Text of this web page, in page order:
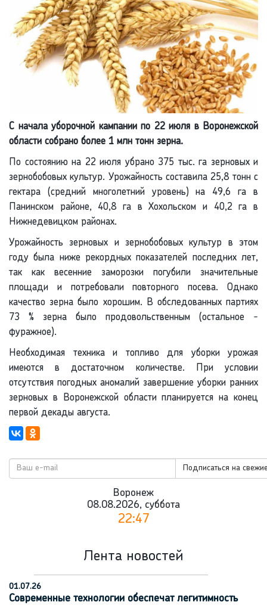
С начала уборочной кампании по 22 июля в Воронежской
области собрано более 1 млн тонн зерна.
По состоянию на 22 июля убрано 375 тыс. га зерновых и
зернобобовых культур. Урожайность составила 25,8 тонн с
гектара (средний многолетний уровень) на 49,6 га в
Панинском районе, 40,8 га в Хохольском и 40,2 га в
Нижнедевицком районах.
Урожайность зерновых и зернобобовых культур в этом
году была ниже рекордных показателей последних лет,
так как весенние заморозки погубили значительные
площади и потребовали повторного посева. Однако
качество зерна было хорошим. В обследованных партиях
73 % зерна было продовольственным (остальное -
фуражное).
Необходимая техника и топливо для уборки урожая
имеются в достаточном количестве. При условии
отсутствия погодных аномалий завершение уборки ранних
зерновых в Воронежской области планируется на конец
первой декады августа.
Подписаться на
Воронеж
08.08.2026, суббота
22:47
Лента новостей
01.07.26
Современные технологии обеспечат легитимность